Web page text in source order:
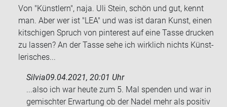
Von "Künst­lern", naja. Uli Stein, schön und gut, kennt
man. Aber wer ist "LEA" und was ist daran Kunst, einen
kit­schi­gen Spruch von pin­te­rest auf eine Tasse dru­cken
zu las­sen? An der Tasse sehe ich wirk­lich nichts Künst­
le­ri­sches...
Silvia09.04.2021, 20:01 Uhr
...also ich war heute zum 5. Mal spen­den und war in
ge­misch­ter Er­war­tung ob der Nadel mehr als po­si­tiv